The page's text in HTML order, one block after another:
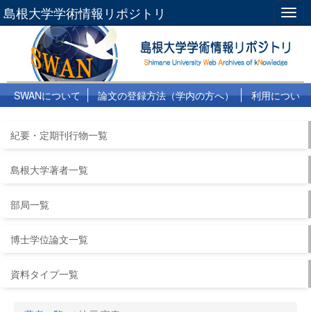
島根大学学術情報リポジトリ
SWANについて 論文の登録方法（学内の方へ）
利用につい
紀要・定期刊行物一覧
島根大学著者一覧
部局一覧
博士学位論文一覧
資料タイプ一覧